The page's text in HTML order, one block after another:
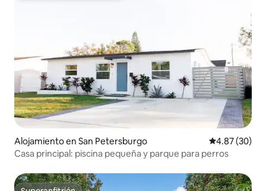
Alojamiento en San Petersburgo Calificación
4.87 (30)
Casa principal: piscina pequeña y parque para perros